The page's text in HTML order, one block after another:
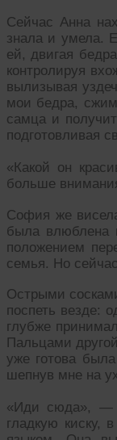
Сейчас Анна
знала и умела.
ей, двигая
контролируя
вылизывая
мои бедра,
самца и
подготовливая
«Какой он
больше
София же
была влюблена
положением
семья. Но
Острыми
поспеть везде:
глубже
Пальцами
уже готова
шепнув мне на
«Иди сюда», —
гладкую киску,